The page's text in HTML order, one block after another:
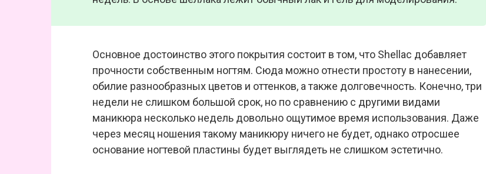
Основное достоинство этого покрытия состоит в том, что Shellac добавляет
прочности собственным ногтям. Сюда можно отнести простоту в нанесении,
обилие разнообразных цветов и оттенков, а также долговечность. Конечно, три
недели не слишком большой срок, но по сравнению с другими видами
маникюра несколько недель довольно ощутимое время использования. Даже
через месяц ношения такому маникюру ничего не будет, однако отросшее
основание ногтевой пластины будет выглядеть не слишком эстетично.